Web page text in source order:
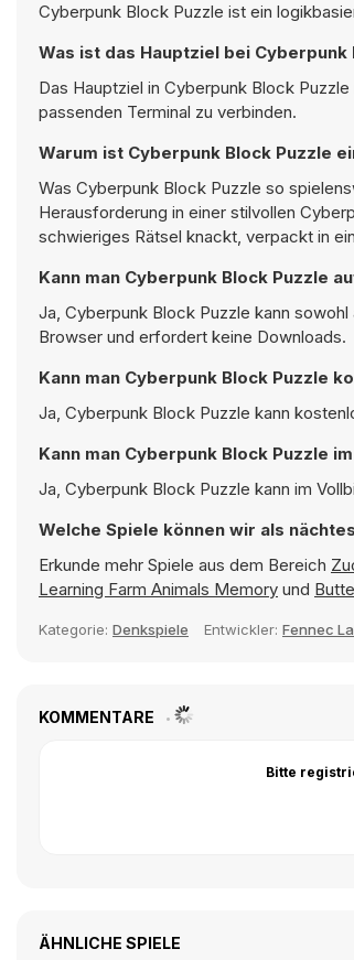
Cyberpunk Block Puzzle ist ein
Was ist das Hauptziel bei Cyberpunk
Das Hauptziel in Cyberpunk Block
passenden Terminal zu verbinden.
Warum ist Cyberpunk Block Puzzle
Was Cyberpunk Block Puzzle so
Herausforderung in einer stilvollen
schwieriges Rätsel knackt, verpackt in
Kann man Cyberpunk Block Puzzle
Ja, Cyberpunk Block Puzzle kann
Browser und erfordert keine Downloads.
Kann man Cyberpunk Block Puzzle
Ja, Cyberpunk Block Puzzle kann
Kann man Cyberpunk Block Puzzle
Ja, Cyberpunk Block Puzzle kann im
Welche Spiele können wir als
Erkunde mehr Spiele aus dem Bereich
Learning Farm Animals Memory und
Kategorie: Denkspiele Entwickler: Fennec
KOMMENTARE
Bitte
ÄHNLICHE SPIELE